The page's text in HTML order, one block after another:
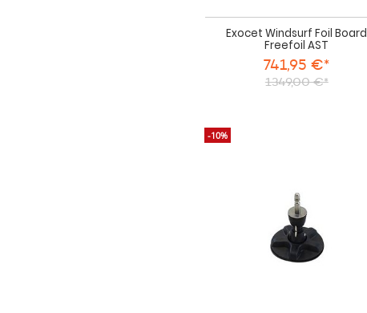
Exocet Windsurf Foil Board
Freefoil AST
741,95 €*
1349,00 €*
-10%